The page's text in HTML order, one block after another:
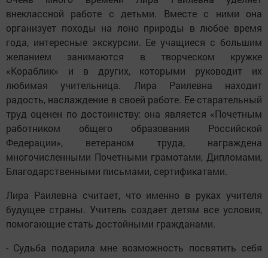
внеклассной работе с детьми. Вместе с ними она
организует походы на лоно природы в любое время
года, интересные экскурсии. Ее учащиеся с большим
желанием занимаются в творческом кружке
«Кораблик» и в других, которыми руководит их
любимая учительница. Лира Раилевна находит
радость, наслаждение в своей работе. Ее старательный
труд оценен по достоинству: она является «Почетным
работником общего образования Российской
Федерации», ветераном труда, награждена
многочисленными Почетными грамотами, Дипломами,
Благодарственными письмами, сертификатами.
Лира Раилевна считает, что именно в руках учителя
будущее страны. Учитель создает детям все условия,
помогающие стать достойными гражданами.
- Судьба подарила мне возможность посвятить себя